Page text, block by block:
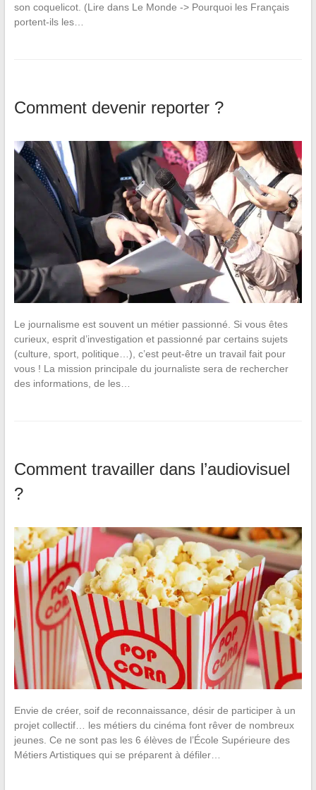
son coquelicot. (Lire dans Le Monde -> Pourquoi les Français
portent-ils les…
Comment devenir reporter ?
Le journalisme est souvent un métier passionné. Si vous êtes
curieux, esprit d’investigation et passionné par certains sujets
(culture, sport, politique…), c’est peut-être un travail fait pour
vous ! La mission principale du journaliste sera de rechercher
des informations, de les…
Comment travailler dans l’audiovisuel
?
Envie de créer, soif de reconnaissance, désir de participer à un
projet collectif… les métiers du cinéma font rêver de nombreux
jeunes. Ce ne sont pas les 6 élèves de l’École Supérieure des
Métiers Artistiques qui se préparent à défiler…